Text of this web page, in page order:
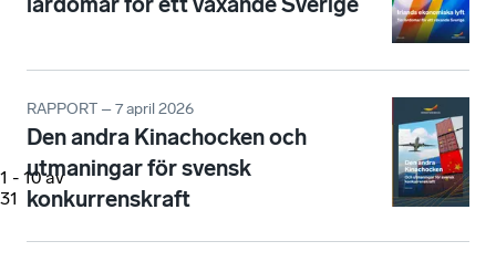
1 - 10 av
31
RAPPORT – 7 april 2026
Den andra Kinachocken och
utmaningar för svensk
konkurrenskraft